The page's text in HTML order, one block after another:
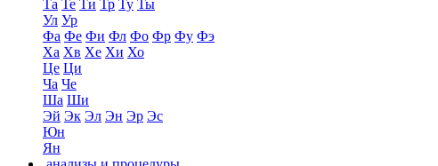
Та Те Ти Тр Ту Ты
Ул Ур
Фа Фе Фи Фл Фо Фр Фу Фэ
Ха Хв Хе Хи Хо
Це Ци
Ча Че
Ша Ши
Эй Эк Эл Эн Эр Эс
Юн
Ян